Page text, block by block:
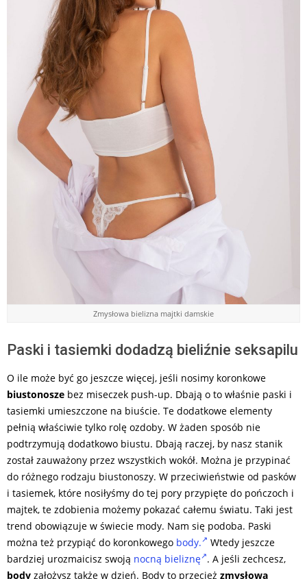
Zmysłowa bielizna majtki damskie
Paski i tasiemki dodadzą bieliźnie seksapilu
O ile może być go jeszcze więcej, jeśli nosimy koronkowe
biustonosze bez miseczek push-up. Dbają o to właśnie paski i
tasiemki umieszczone na biuście. Te dodatkowe elementy
pełnią właściwie tylko rolę ozdoby. W żaden sposób nie
podtrzymują dodatkowo biustu. Dbają raczej, by nasz stanik
został zauważony przez wszystkich wokół. Można je przypinać
do różnego rodzaju biustonoszy. W przeciwieństwie od pasków
i tasiemek, które nosiłyśmy do tej pory przypięte do pończoch i
majtek, te zdobienia możemy pokazać całemu światu. Taki jest
trend obowiązuje w świecie mody. Nam się podoba. Paski
można też przypiąć do koronkowego body.
Wtedy jeszcze
bardziej urozmaicisz swoją nocną bieliznę . A jeśli zechcesz,
body założysz także w dzień. Body to przecież zmysłowa